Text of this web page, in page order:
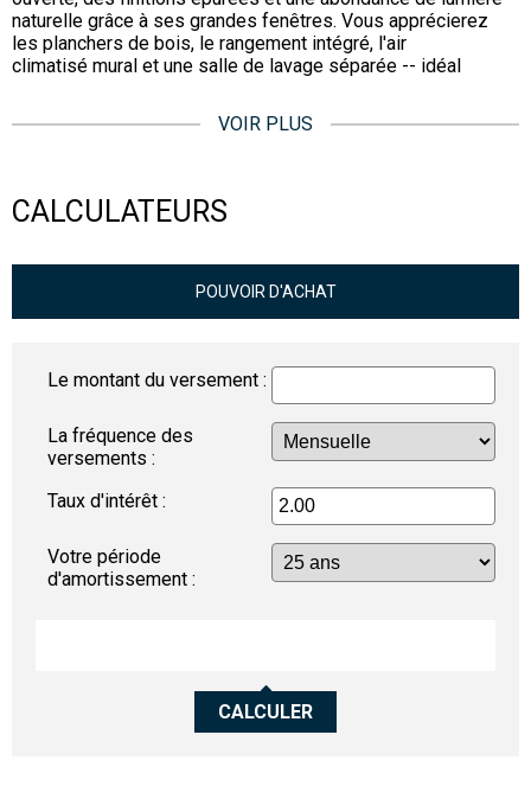
naturelle grâce à ses grandes fenêtres. Vous apprécierez
les planchers de bois, le rangement intégré, l'air
climatisé mural et une salle de lavage séparée -- idéal
VOIR PLUS
CALCULATEURS
POUVOIR D'ACHAT
Le montant du versement :
La fréquence des
versements :
Taux d'intérêt :
Votre période
d'amortissement :
CALCULER